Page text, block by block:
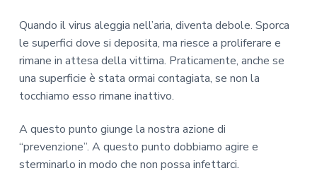
Quando il virus aleggia nell’aria, diventa debole. Sporca
le superfici dove si deposita, ma riesce a proliferare e
rimane in attesa della vittima. Praticamente, anche se
una superficie è stata ormai contagiata, se non la
tocchiamo esso rimane inattivo.
A questo punto giunge la nostra azione di
“prevenzione”. A questo punto dobbiamo agire e
sterminarlo in modo che non possa infettarci.